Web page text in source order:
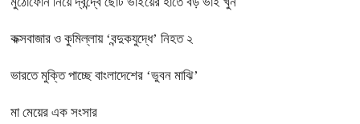
কক্সবাজার ও কুমিল্লায় ‘বন্দুকযুদ্ধে’ নিহত ২
ভারতে মুক্তি পাচ্ছে বাংলাদেশের ‘ভুবন মাঝি’
মা মেয়ের এক সংসার